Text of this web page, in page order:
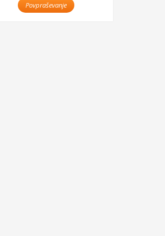
Povpraševanje